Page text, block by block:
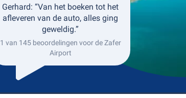
Gerhard: “Van het boeken tot het
afleveren van de auto, alles ging
geweldig.”
1 van 145 beoordelingen voor de Zafer
Airport